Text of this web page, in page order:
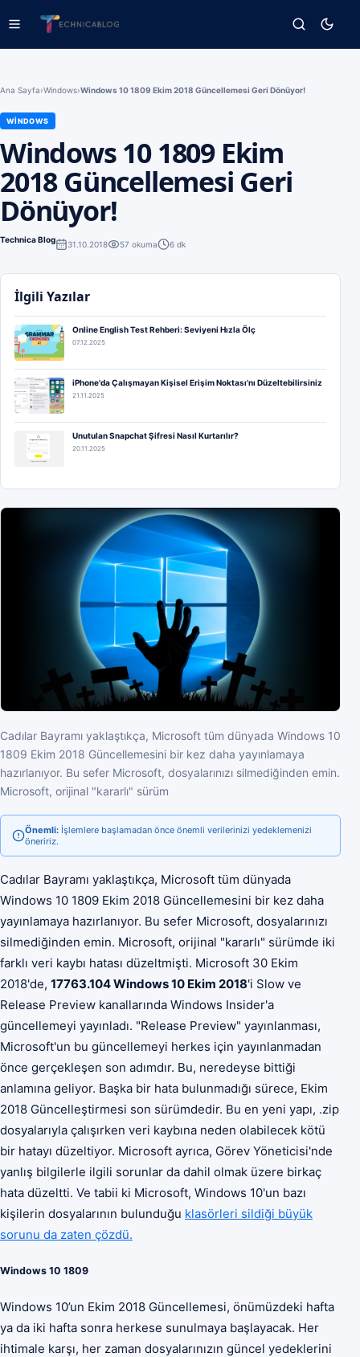
Ana Sayfa›Windows›Windows 10 1809 Ekim 2018 Güncellemesi Geri Dönüyor!
WINDOWS
Windows 10 1809 Ekim
2018 Güncellemesi Geri
Dönüyor!
Technica Blog 31.10.2018 57 okuma 6 dk
Cadılar Bayramı yaklaştıkça, Microsoft tüm dünyada Windows 10
1809 Ekim 2018 Güncellemesini bir kez daha yayınlamaya
hazırlanıyor. Bu sefer Microsoft, dosyalarınızı silmediğinden emin.
Microsoft, orijinal "kararlı" sürüm
Önemli: İşlemlere başlamadan önce önemli verilerinizi yedeklemenizi
öneririz.
Cadılar Bayramı yaklaştıkça, Microsoft tüm dünyada
Windows 10 1809 Ekim 2018 Güncellemesini bir kez daha
yayınlamaya hazırlanıyor. Bu sefer Microsoft, dosyalarınızı
silmediğinden emin. Microsoft, orijinal "kararlı" sürümde iki
farklı veri kaybı hatası düzeltmişti. Microsoft 30 Ekim
2018'de, 17763.104 Windows 10 Ekim 2018'i Slow ve
Release Preview kanallarında Windows Insider'a
güncellemeyi yayınladı. "Release Preview" yayınlanması,
Microsoft'un bu güncellemeyi herkes için yayınlanmadan
önce gerçekleşen son adımdır. Bu, neredeyse bittiği
anlamına geliyor. Başka bir hata bulunmadığı sürece, Ekim
2018 Güncelleştirmesi son sürümdedir. Bu en yeni yapı, .zip
dosyalarıyla çalışırken veri kaybına neden olabilecek kötü
bir hatayı düzeltiyor. Microsoft ayrıca, Görev Yöneticisi'nde
yanlış bilgilerle ilgili sorunlar da dahil olmak üzere birkaç
hata düzeltti. Ve tabii ki Microsoft, Windows 10'un bazı
kişilerin dosyalarının bulunduğu klasörleri sildiği büyük
sorunu da zaten çözdü.
Windows 10 1809
Windows 10’un Ekim 2018 Güncellemesi, önümüzdeki hafta
ya da iki hafta sonra herkese sunulmaya başlayacak. Her
ihtimale karşı, her zaman dosyalarınızın güncel yedeklerini
İlgili Yazılar
Online English Test Rehberi: Seviyeni Hızla Ölç
07.12.2025
iPhone'da Çalışmayan Kişisel Erişim Noktası'nı Düzeltebilirsiniz
21.11.2025
Unutulan Snapchat Şifresi Nasıl Kurtarılır?
20.11.2025